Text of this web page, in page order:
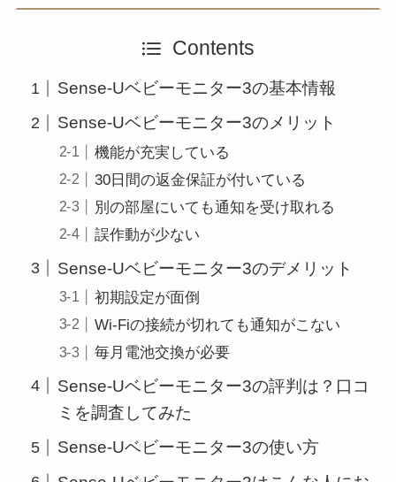
Contents
Sense-Uベビーモニター3の基本情報
Sense-Uベビーモニター3のメリット
機能が充実している
30日間の返金保証が付いている
別の部屋にいても通知を受け取れる
誤作動が少ない
Sense-Uベビーモニター3のデメリット
初期設定が面倒
Wi-Fiの接続が切れても通知がこない
毎月電池交換が必要
Sense-Uベビーモニター3の評判は？口コ
ミを調査してみた
Sense-Uベビーモニター3の使い方